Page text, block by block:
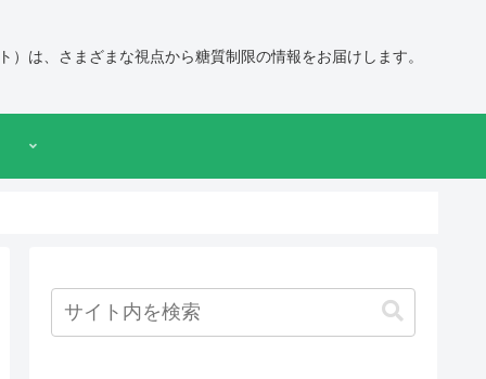
）は、さまざまな視点から糖質制限の情報をお届けします。